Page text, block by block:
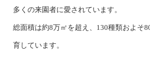
多くの来園者に愛されています。
総面積は約8万㎡を超え、130種類およそ
育しています。